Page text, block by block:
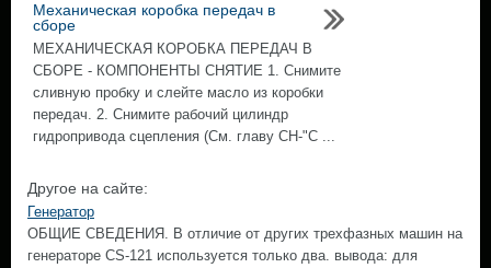
Механическая коробка передач в
сборе
МЕХАНИЧЕСКАЯ КОРОБКА ПЕРЕДАЧ В
СБОРЕ - КОМПОНЕНТЫ СНЯТИЕ 1. Снимите
сливную пробку и слейте масло из коробки
передач. 2. Снимите рабочий цилиндр
гидропривода сцепления (См. главу CH-"С ...
Другое на сайте:
Генератор
ОБЩИЕ СВЕДЕНИЯ. В отличие от других трехфазных машин на
генераторе CS-121 используется только два. вывода: для